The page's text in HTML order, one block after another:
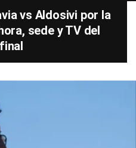
vs Aldosivi por la
sede y TV del